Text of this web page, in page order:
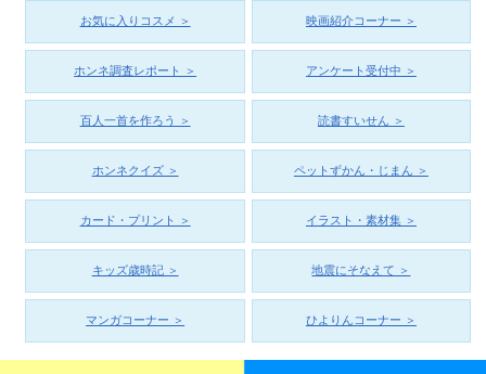
お気に入りコスメ ＞ 映画紹介コーナー ＞
ホンネ調査レポート ＞ アンケート受付中 ＞
百人一首を作ろう ＞ 読書すいせん ＞
ホンネクイズ ＞ ペットずかん・じまん ＞
カード・プリント ＞ イラスト・素材集 ＞
キッズ歳時記 ＞ 地震にそなえて ＞
マンガコーナー ＞ ひよりんコーナー ＞